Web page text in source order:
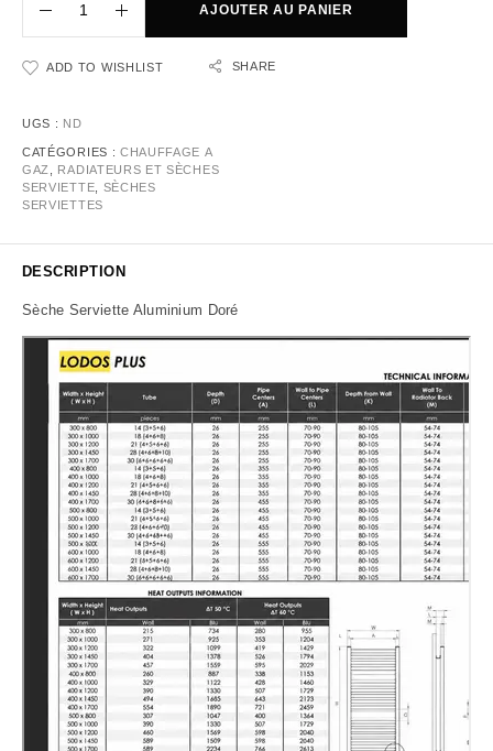
AJOUTER AU PANIER
ADD TO WISHLIST SHARE
UGS : ND
CATÉGORIES : CHAUFFAGE A
GAZ
RADIATEURS ET SÈCHES
SERVIETTE
SÈCHES
SERVIETTES
DESCRIPTION
Sèche Serviette Aluminium Doré